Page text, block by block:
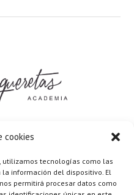
cookies
utilizamos tecnologías como las
información del dispositivo. El
permitirá procesar datos como
033
y condiciones
legal